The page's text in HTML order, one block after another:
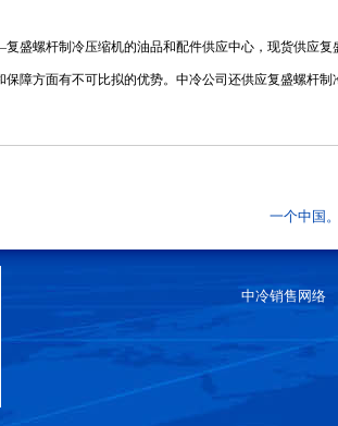
盛螺杆制冷压缩机的油品和配件供应中心，现货供应复
保障方面有不可比拟的优势。中冷公司还供应复盛螺杆制
一个中国
中冷销售网络